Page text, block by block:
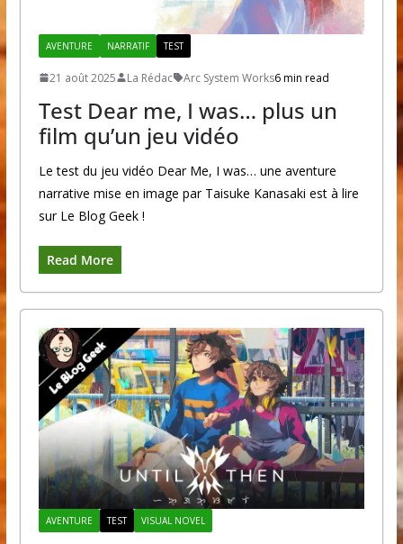
AVENTURE NARRATIF TEST
21 août 2025 La Rédac Arc System Works6 min read
Test Dear me, I was… plus un
film qu’un jeu vidéo
Le test du jeu vidéo Dear Me, I was… une aventure
narrative mise en image par Taisuke Kanasaki est à lire
sur Le Blog Geek !
Read More
AVENTURE TEST VISUAL NOVEL